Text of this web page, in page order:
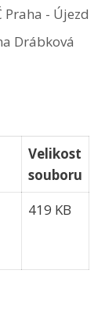
Praha - Újezd
Drábková
Velikost
souboru
419 KB